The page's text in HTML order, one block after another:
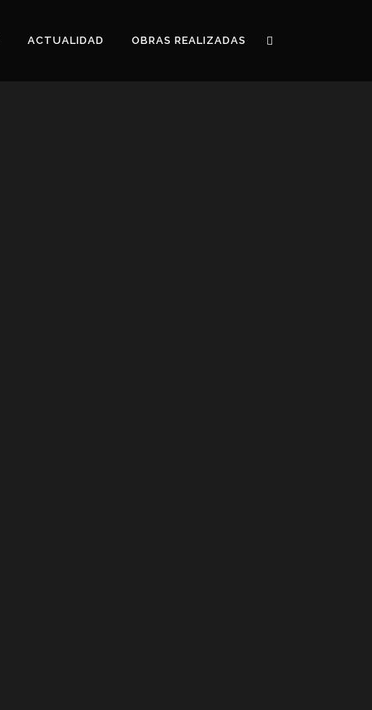
ACTUALIDAD OBRAS REALIZADAS